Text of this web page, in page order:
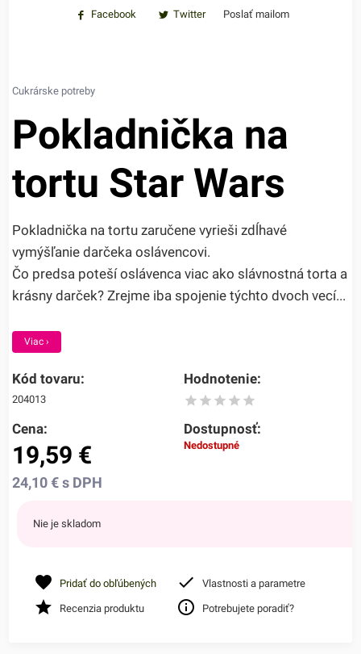
Facebook Twitter Poslať mailom
Cukrárske potreby
Pokladnička na
tortu Star Wars
Pokladnička na tortu zaručene vyrieši zdĺhavé
vymýšľanie darčeka oslávencovi.
Čo predsa poteší oslávenca viac ako slávnostná torta a
krásny darček? Zrejme iba spojenie týchto dvoch vecí...
Viac ›
Kód tovaru:
204013
Hodnotenie:
Cena:
19,59 €
24,10€ s DPH
Dostupnosť:
Nedostupné
Nie je skladom
Pridať do obľúbených Vlastnosti a parametre
Recenzia produktu Potrebujete poradiť?